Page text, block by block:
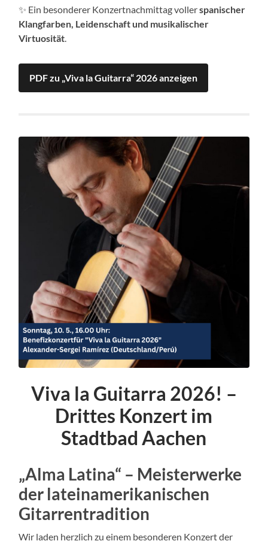
✨ Ein besonderer Konzertnachmittag vollerspanischer
Klangfarben, Leidenschaft und musikalischer
Virtuosität.
PDF zu „Viva la Guitarra“ 2026 anzeigen
Viva la Guitarra 2026! –
Drittes Konzert im
Stadtbad Aachen
„Alma Latina“ – Meisterwerke
der lateinamerikanischen
Gitarrentradition
Wir laden herzlich zu einem besonderen Konzert der